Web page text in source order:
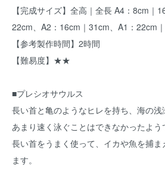
【完成サイズ】全高｜全長 A4：8cm｜
22cm、A2：16cm｜31cm、A1：22cm
【参考製作時間】2時間
【難易度】★★
■プレシオサウルス
長い首と亀のようなヒレを持ち、海の浅
あまり速く泳ぐことはできなかったよう
長い首をうまく使って、イカや魚を捕
ます。